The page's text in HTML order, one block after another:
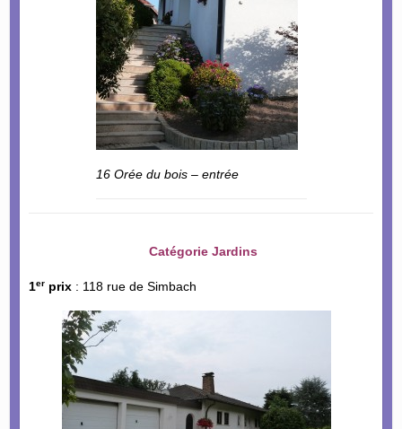
16 Orée du bois – entrée
Catégorie Jardins
1erprix: 118 rue de Simbach